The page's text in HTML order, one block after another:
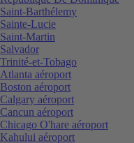
Saint-Barthélemy
Sainte-Lucie
Saint-Martin
Salvador
Trinité-et-Tobago
Atlanta aéroport
Boston aéroport
Calgary aéroport
Cancun aéroport
Chicago O'hare aéroport
Kahului aéroport